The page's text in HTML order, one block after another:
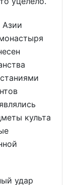
Азии
культа
удар